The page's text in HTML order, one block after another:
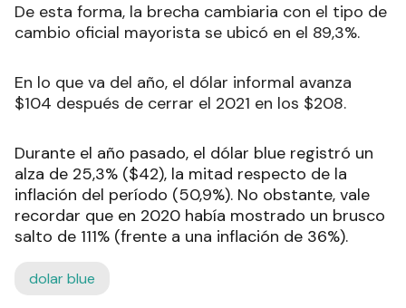
De esta forma, la brecha cambiaria con el tipo de
cambio oficial mayorista se ubicó en el 89,3%.
En lo que va del año, el dólar informal avanza
$104 después de cerrar el 2021 en los $208.
Durante el año pasado, el dólar blue registró un
alza de 25,3% ($42), la mitad respecto de la
inflación del período (50,9%). No obstante, vale
recordar que en 2020 había mostrado un brusco
salto de 111% (frente a una inflación de 36%).
dolar blue